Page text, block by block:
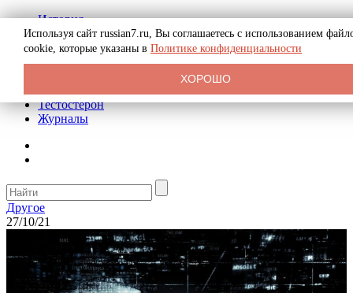
История
Биография
Криминал
Реклама на сайте
Тестостерон
Журналы
Другое
27/10/21
Используя сайт russian7.ru, Вы соглашаетесь с использованием
cookie, которые указаны в Политике конфиденциальности
ХОРОШО